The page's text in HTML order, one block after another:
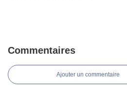
Commentaires
Ajouter un commentaire